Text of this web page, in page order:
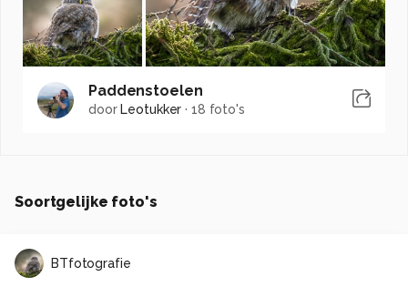
Paddenstoelen
door Leotukker · 18 foto's
Soortgelijke foto's
BTfotografie